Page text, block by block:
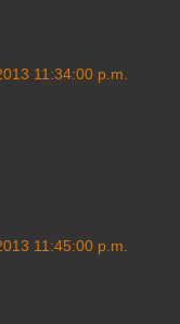
11:34:00 p.m.
11:45:00 p.m.